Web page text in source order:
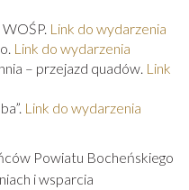
WOŚP. Link do wydarzenia
Link do wydarzenia
– przejazd quadów. Link
Link do wydarzenia
Powiatu Bocheńskiego
i wsparcia